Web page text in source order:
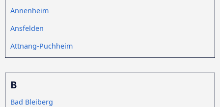
Annenheim
Ansfelden
Attnang-Puchheim
B
Bad Bleiberg